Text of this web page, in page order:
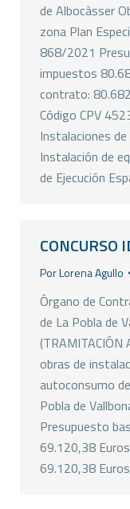
de Albocàsser
zona Plan
868/2021
impuestos
contrato:
Código CPV
Instalaciones
Instalación de
de Ejecución
CONCURSO
PorLorena Agullo
Órgano de
de La Pobla de
(TRAMITACIÓN
obras de
autoconsumo
Pobla de
Presupuesto
69.120,38
69.120,38